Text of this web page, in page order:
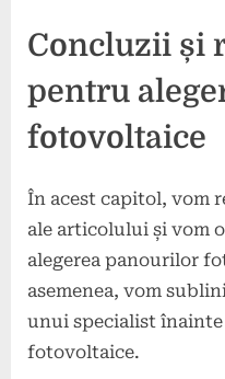
Concluzii și
pentru
fotovoltaice
În acest capitol, vom
ale articolului și vom
alegerea panourilor
asemenea, vom
unui specialist înainte
fotovoltaice.